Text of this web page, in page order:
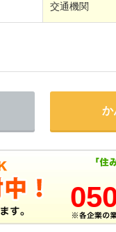
交通機関
か